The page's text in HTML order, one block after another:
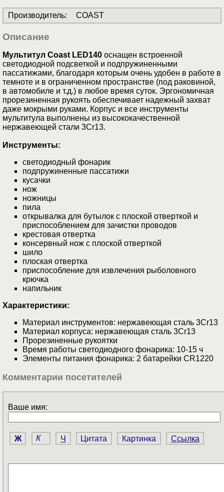
Производитель: COAST
Описание
Мультитул Coast LED140 оснащен встроенной
светодиодной подсветкой и подпружиненными
пассатижами, благодаря которым очень удобен в работе в
темноте и в ограниченном пространстве (под раковиной,
в автомобиле и т.д.) в любое время суток. Эргономичная
прорезиненная рукоять обеспечивает надежный захват
даже мокрыми руками. Корпус и все инструменты
мультитула выполнены из высококачественной
нержавеющей стали 3Cr13.
Инструменты:
светодиодный фонарик
подпружиненные пассатижи
кусачки
нож
ножницы
пила
открывалка для бутылок с плоской отверткой и
приспособлением для зачистки проводов
крестовая отвертка
консервный нож с плоской отверткой
шило
плоская отвертка
приспособление для извлечения рыболовного
крючка
напильник
Характеристики:
Материал инструментов: нержавеющая сталь 3Cr13
Материал корпуса: нержавеющая сталь 3Cr13
Прорезиненные рукоятки
Время работы светодиодного фонарика: 10-15 ч
Элементы питания фонарика: 2 батарейки CR1220
Комментарии посетителей
Ваше имя:
Ж К Ч Цитата Картинка Ссылка